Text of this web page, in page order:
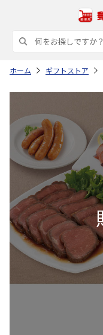
ホーム ギフトストア